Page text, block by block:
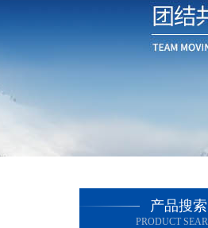
产品搜索
PRODUCT